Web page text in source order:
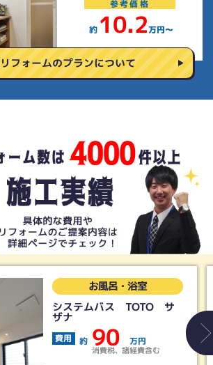
参考価格
約 10.2万円〜
フォームのプランについて
お風呂・浴室
【LIXIL】UB リデア
125
消費税、諸経費含む